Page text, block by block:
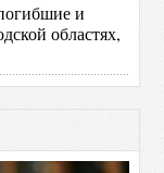
и
областях,